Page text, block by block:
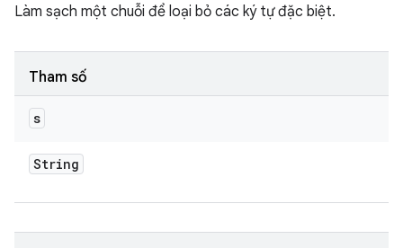
Làm sạch một chuỗi để loại bỏ các ký tự đặc biệt.
Tham số
s
String